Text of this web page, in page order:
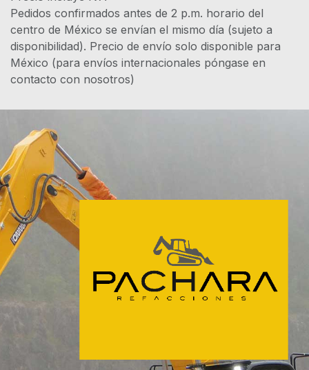
Pedidos confirmados antes de 2 p.m. horario del
centro de México se envían el mismo día (sujeto a
disponibilidad). Precio de envío solo disponible para
México (para envíos internacionales póngase en
contacto con nosotros)